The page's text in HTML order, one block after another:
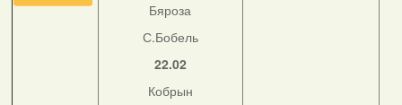
Бяроза
С.Бобель
22.02
Кобрын